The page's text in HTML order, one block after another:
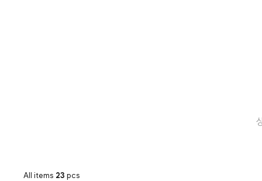
All items 23 pcs